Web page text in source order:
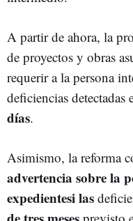
A partir de ahora, la
de proyectos y obras
requerir a la persona
deficiencias detectadas
días.
Asimismo, la reforma
advertencia sobre la
expedientesi las